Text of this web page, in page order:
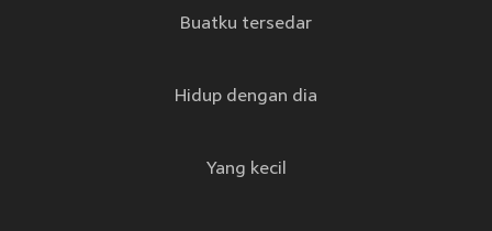
Buatku tersedar
Hidup dengan dia
Yang kecil